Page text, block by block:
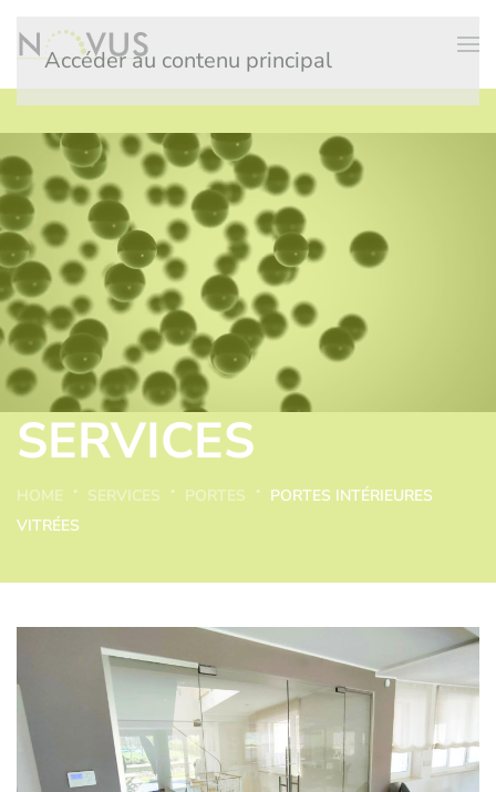
Accéder au contenu principal
SERVICES
HOME SERVICES PORTES
PORTES INTÉRIEURES
VITRÉES